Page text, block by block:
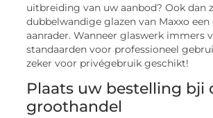
uitbreiding van uw aanbod? Ook dan
dubbelwandige glazen van Maxxo een
aanrader. Wanneer glaswerk immers
standaarden voor professioneel
zeker voor privégebruik geschikt!
Plaats uw bestelling bji
groothandel